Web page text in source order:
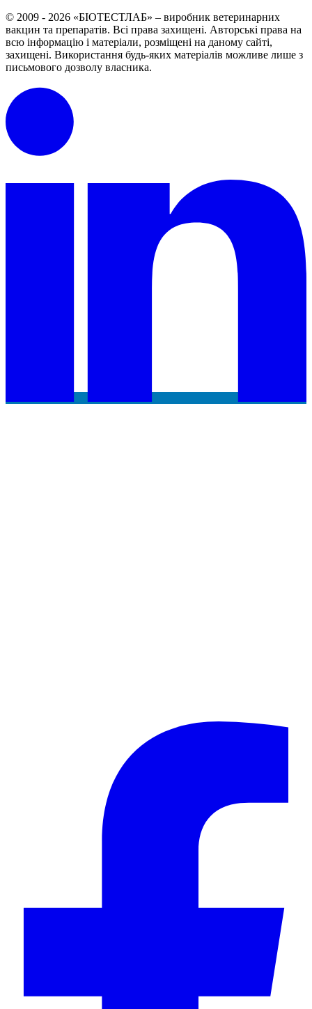
© 2009 - 2026 «БІОТЕСТЛАБ» – виробник ветеринарних
вакцин та препаратів. Всі права захищені. Авторські права на
всю інформацію і матеріали, розміщені на даному сайті,
захищені. Використання будь-яких матеріалів можливе лише з
письмового дозволу власника.